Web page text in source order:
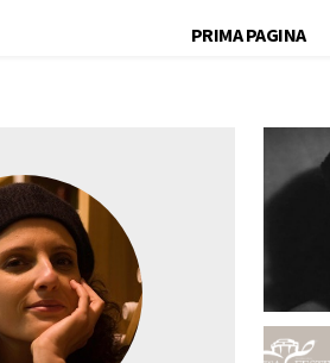
PRIMA PAGINA